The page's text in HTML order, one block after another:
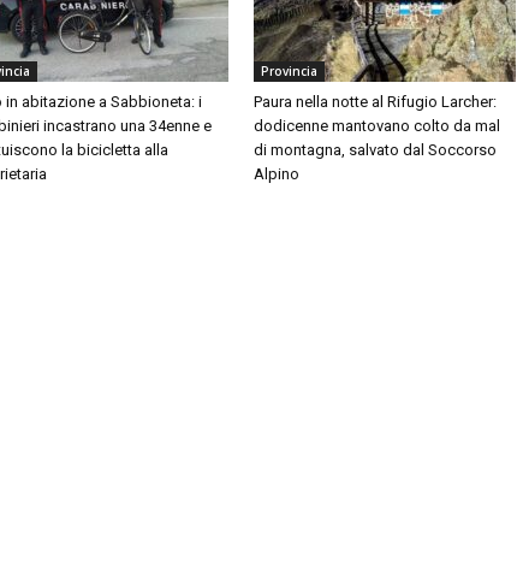
in abitazione a Sabbioneta: i
incastrano una 34enne e
la bicicletta alla
Provincia
Paura nella notte al Rifugio Larcher:
dodicenne mantovano colto da mal
di montagna, salvato dal Soccorso
Alpino